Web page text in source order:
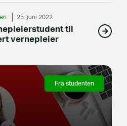
25. juni 2022
til
vernepleier
Fra studenten